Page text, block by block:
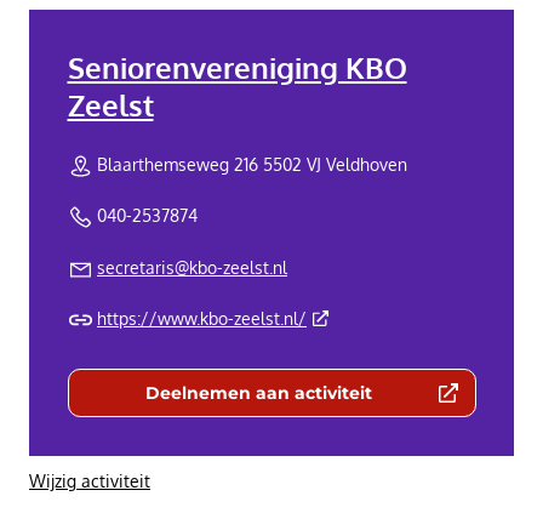
Seniorenvereniging KBO
Zeelst
Blaarthemseweg 216 5502 VJ Veldhoven
040-2537874
secretaris@kbo-zeelst.nl
https://www.kbo-zeelst.nl/ (Deze link gaat naar een
Deelnemen aan activiteit(Deze link gaat naar een externe
Wijzig activiteit